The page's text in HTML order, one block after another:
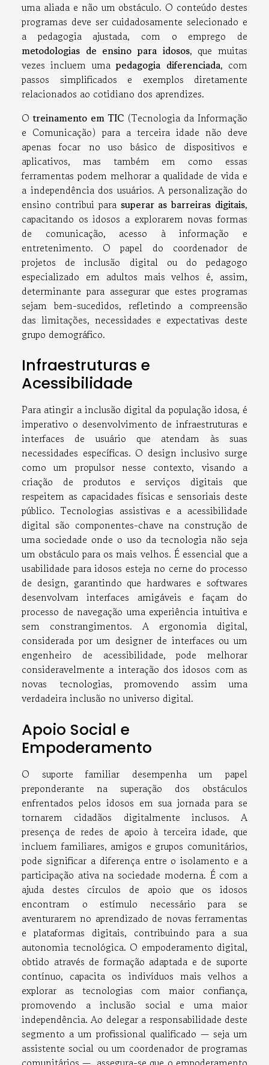
uma aliada e não um obstáculo. O conteúdo destes
programas deve ser cuidadosamente selecionado e
a pedagogia ajustada, com o emprego de
metodologias de ensino para idosos, que muitas
vezes incluem umapedagogia diferenciada, com
passos simplificados e exemplos diretamente
relacionados ao cotidiano dos aprendizes.
Otreinamento em TIC (Tecnologia da Informação
e Comunicação) para a terceira idade não deve
apenas focar no uso básico de dispositivos e
aplicativos, mas também em como essas
ferramentas podem melhorar a qualidade de vida e
a independência dos usuários. A personalização do
ensino contribui para superar as barreiras digitais,
capacitando os idosos a explorarem novas formas
de comunicação, acesso à informação e
entretenimento. O papel do coordenador de
projetos de inclusão digital ou do pedagogo
especializado em adultos mais velhos é, assim,
determinante para assegurar que estes programas
sejam bem-sucedidos, refletindo a compreensão
das limitações, necessidades e expectativas deste
grupo demográfico.
Infraestruturas e
Acessibilidade
Para atingir a inclusão digital da população idosa, é
imperativo o desenvolvimento de infraestruturas e
interfaces de usuário que atendam às suas
necessidades específicas. O design inclusivo surge
como um propulsor nesse contexto, visando a
criação de produtos e serviços digitais que
respeitem as capacidades físicas e sensoriais deste
público. Tecnologias assistivas e a acessibilidade
digital são componentes-chave na construção de
uma sociedade onde o uso da tecnologia não seja
um obstáculo para os mais velhos. É essencial que a
usabilidade para idosos esteja no cerne do processo
de design, garantindo que hardwares e softwares
desenvolvam interfaces amigáveis e façam do
processo de navegação uma experiência intuitiva e
sem constrangimentos. A ergonomia digital,
considerada por um designer de interfaces ou um
engenheiro de acessibilidade, pode melhorar
consideravelmente a interação dos idosos com as
novas tecnologias, promovendo assim uma
verdadeira inclusão no universo digital.
Apoio Social e
Empoderamento
O suporte familiar desempenha um papel
preponderante na superação dos obstáculos
enfrentados pelos idosos em sua jornada para se
tornarem cidadãos digitalmente inclusos. A
presença de redes de apoio à terceira idade, que
incluem familiares, amigos e grupos comunitários,
pode significar a diferença entre o isolamento e a
participação ativa na sociedade moderna. É com a
ajuda destes círculos de apoio que os idosos
encontram o estímulo necessário para se
aventurarem no aprendizado de novas ferramentas
e plataformas digitais, contribuindo para a sua
autonomia tecnológica. O empoderamento digital,
obtido através de formação adaptada e de suporte
contínuo, capacita os indivíduos mais velhos a
explorar as tecnologias com maior confiança,
promovendo a inclusão social e uma maior
independência. Ao delegar a responsabilidade deste
segmento a um profissional qualificado — seja um
assistente social ou um coordenador de programas